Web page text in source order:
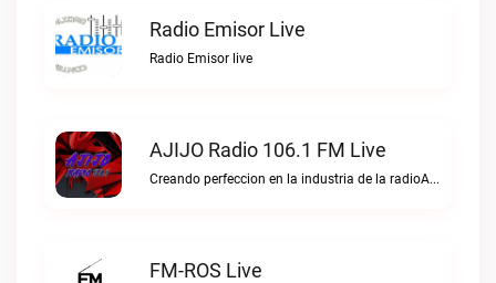
Radio Emisor Live
Radio Emisor live
AJIJO Radio 106.1 FM Live
Creando perfeccion en la industria de la radioAJIJO Radio 106.1 FM live
FM-ROS Live